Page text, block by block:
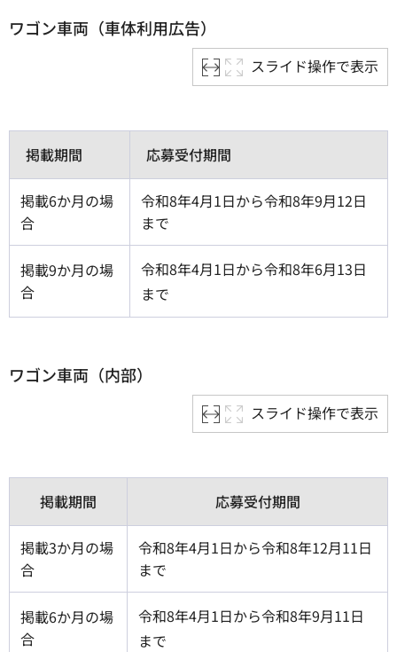
ワゴン車両（車体利用広告）
スライド操作で表示
掲載期間 応募受付期間
掲載6か月の場
合
令和8年4月1日から令和8年9月12日
まで
掲載9か月の場
合
令和8年4月1日から令和8年6月13日
まで
ワゴン車両（内部）
スライド操作で表示
掲載期間 応募受付期間
掲載3か月の場
合
令和8年4月1日から令和8年12月11日
まで
掲載6か月の場
合
令和8年4月1日から令和8年9月11日
まで